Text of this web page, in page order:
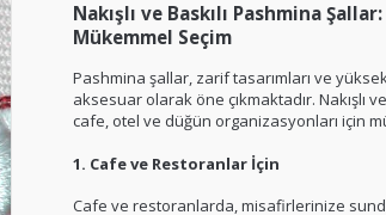
Nakışlı ve Baskılı Pashmina
Mükemmel Seçim
Pashmina şallar, zarif tasarımları ve
aksesuar olarak öne çıkmaktadır. Nakışlı
cafe, otel ve düğün organizasyonları için
1. Cafe ve Restoranlar İçin
Cafe ve restoranlarda, misafirlerinize